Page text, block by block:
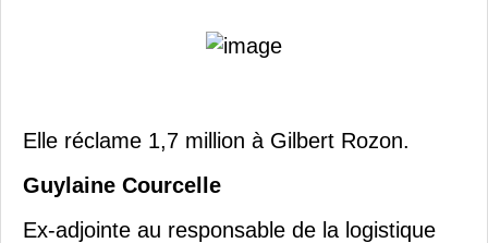
Elle réclame 1,7 million à Gilbert Rozon.
Guylaine Courcelle
Ex-adjointe au responsable de la logistique